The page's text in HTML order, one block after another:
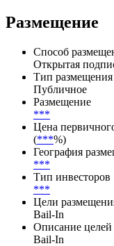
Размещение
Способ
Открытая
Тип размещения
Публичное
Размещение
***
Цена
(***%)
География
***
Тип инвесторов
***
Цели
Bail-In
Описание
Bail-In